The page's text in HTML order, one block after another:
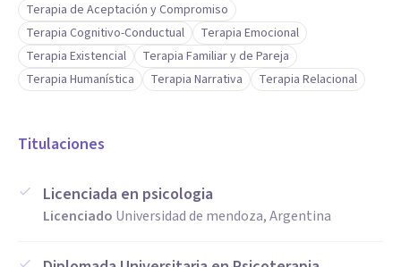
Terapia de Aceptación y Compromiso
Terapia Cognitivo-Conductual
Terapia Emocional
Terapia Existencial
Terapia Familiar y de Pareja
Terapia Humanística
Terapia Narrativa Terapia Relacional
Titulaciones
Licenciada en psicologia
Licenciado Universidad de mendoza, Argentina